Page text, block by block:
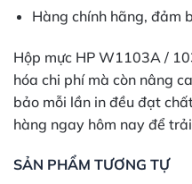
Hàng chính hãng, đảm
Hộp mực HP W1103A /
hóa chi phí mà còn nâng
bảo mỗi lần in đều đạt
hàng ngay hôm nay để
SẢN PHẨM TƯƠNG TỰ